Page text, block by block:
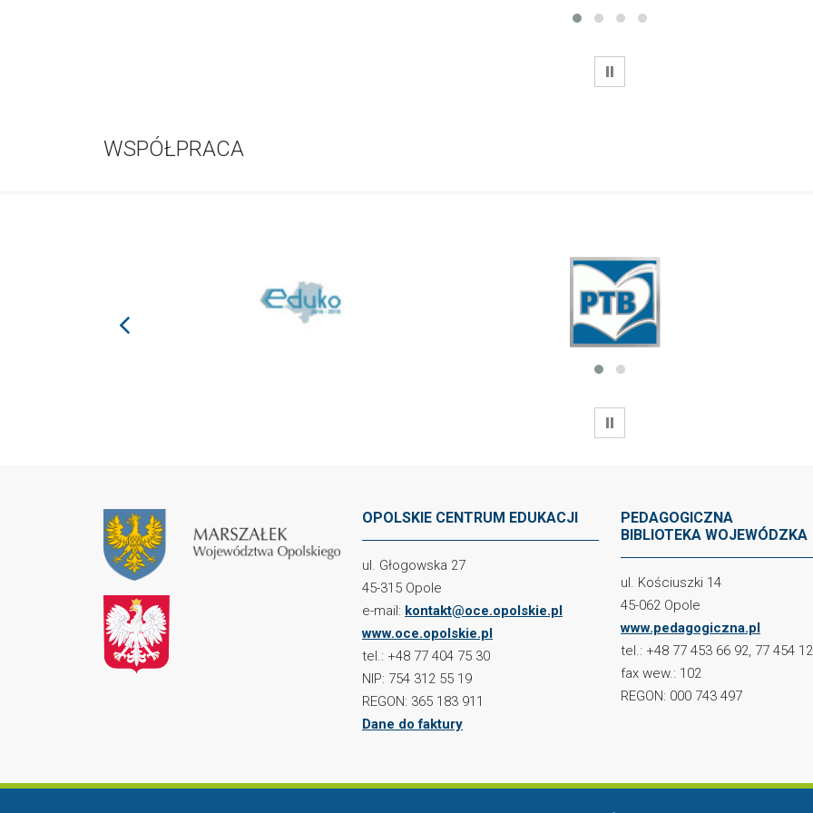
WSTRZYMAJ
WSPÓŁPRACA
prev
WSTRZYMAJ
OPOLSKIE CENTRUM EDUKACJI
ul. Głogowska 27
45-315 Opole
e-mail: kontakt@oce.opolskie.pl
www.oce.opolskie.pl
tel.: +48 77 404 75 30
NIP: 754 312 55 19
REGON: 365 183 911
Dane do faktury
PEDAGOGICZNA
BIBLIOTEKA WOJEWÓDZKA
ul. Kościuszki 14
45-062 Opole
www.pedagogiczna.pl
tel.: +48 77 453 66 92, 77 454
fax wew.: 102
REGON: 000 743 497